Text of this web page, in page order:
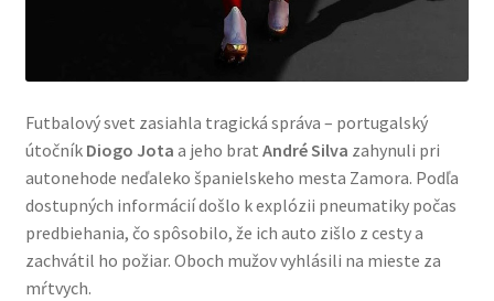
Futbalový svet zasiahla tragická správa – portugalský
útočník Diogo Jota a jeho brat André Silva zahynuli pri
autonehode neďaleko španielskeho mesta Zamora. Podľa
dostupných informácií došlo k explózii pneumatiky počas
predbiehania, čo spôsobilo, že ich auto zišlo z cesty a
zachvátil ho požiar. Oboch mužov vyhlásili na mieste za
mŕtvych.